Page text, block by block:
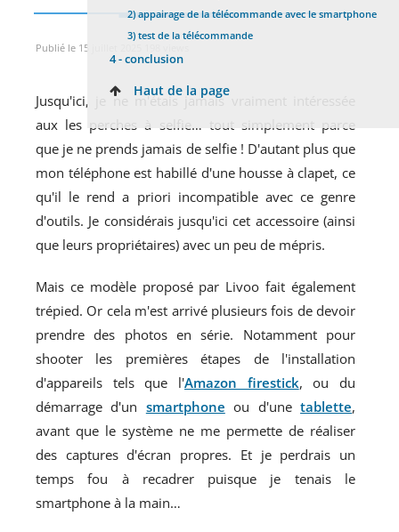
2) appairage de la télécommande avec le smartphone
3) test de la télécommande
4 -conclusion
Haut de la page
Publié le 15 juillet 2025 198 views
Jusqu'ici, je ne m'étais jamais vraiment intéressée
aux les perches à selfie… tout simplement parce
que je ne prends jamais de selfie ! D'autant plus que
mon téléphone est habillé d'une housse à clapet, ce
qu'il le rend a priori incompatible avec ce genre
d'outils. Je considérais jusqu'ici cet accessoire (ainsi
que leurs propriétaires) avec un peu de mépris.
Mais ce modèle proposé par Livoo fait également
trépied. Or cela m'est arrivé plusieurs fois de devoir
prendre des photos en série. Notamment pour
shooter les premières étapes de l'installation
d'appareils tels que l'Amazon firestick, ou du
démarrage d'un smartphone ou d'unetablette,
avant que le système ne me permette de réaliser
des captures d'écran propres. Et je perdrais un
temps fou à recadrer puisque je tenais le
smartphone à la main…